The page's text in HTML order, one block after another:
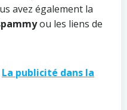
avez également la
ou les liens de
La publicité dans la